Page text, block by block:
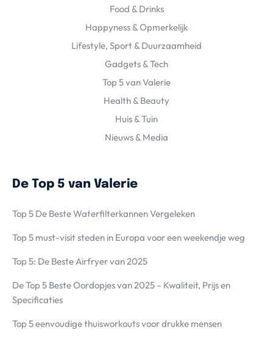
Food & Drinks
Happyness & Opmerkelijk
Lifestyle, Sport & Duurzaamheid
Gadgets & Tech
Top 5 van Valerie
Health & Beauty
Huis & Tuin
Nieuws & Media
De Top 5 van Valerie
Top 5 De Beste Waterfilterkannen Vergeleken
Top 5 must-visit steden in Europa voor een weekendje weg
Top 5: De Beste Airfryer van 2025
De Top 5 Beste Oordopjes van 2025 – Kwaliteit, Prijs en
Specificaties
Top 5 eenvoudige thuisworkouts voor drukke mensen